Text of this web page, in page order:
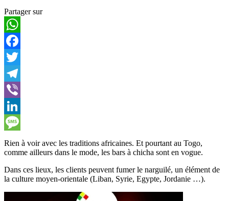
Partager sur
WhatsApp
Facebook
Twitter
Telegram
Viber
LinkedIn
Message
Rien à voir avec les traditions africaines. Et pourtant au Togo,
comme ailleurs dans le mode, les bars à chicha sont en vogue.
Dans ces lieux, les clients peuvent fumer le narguilé, un élément de
la culture moyen-orientale (Liban, Syrie, Egypte, Jordanie …).